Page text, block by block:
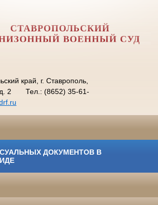
СТАВРОПОЛЬСКИЙ
ВОЕННЫЙ СУД
край, г. Ставрополь,
2
Тел.: (8652) 35-61-
ДОКУМЕНТОВ В